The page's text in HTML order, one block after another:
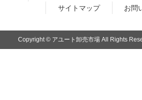
サイトマップ
お問
Copyright © アユート卸売市場 All Rights